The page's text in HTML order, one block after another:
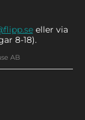
eller via
8-18).
AB